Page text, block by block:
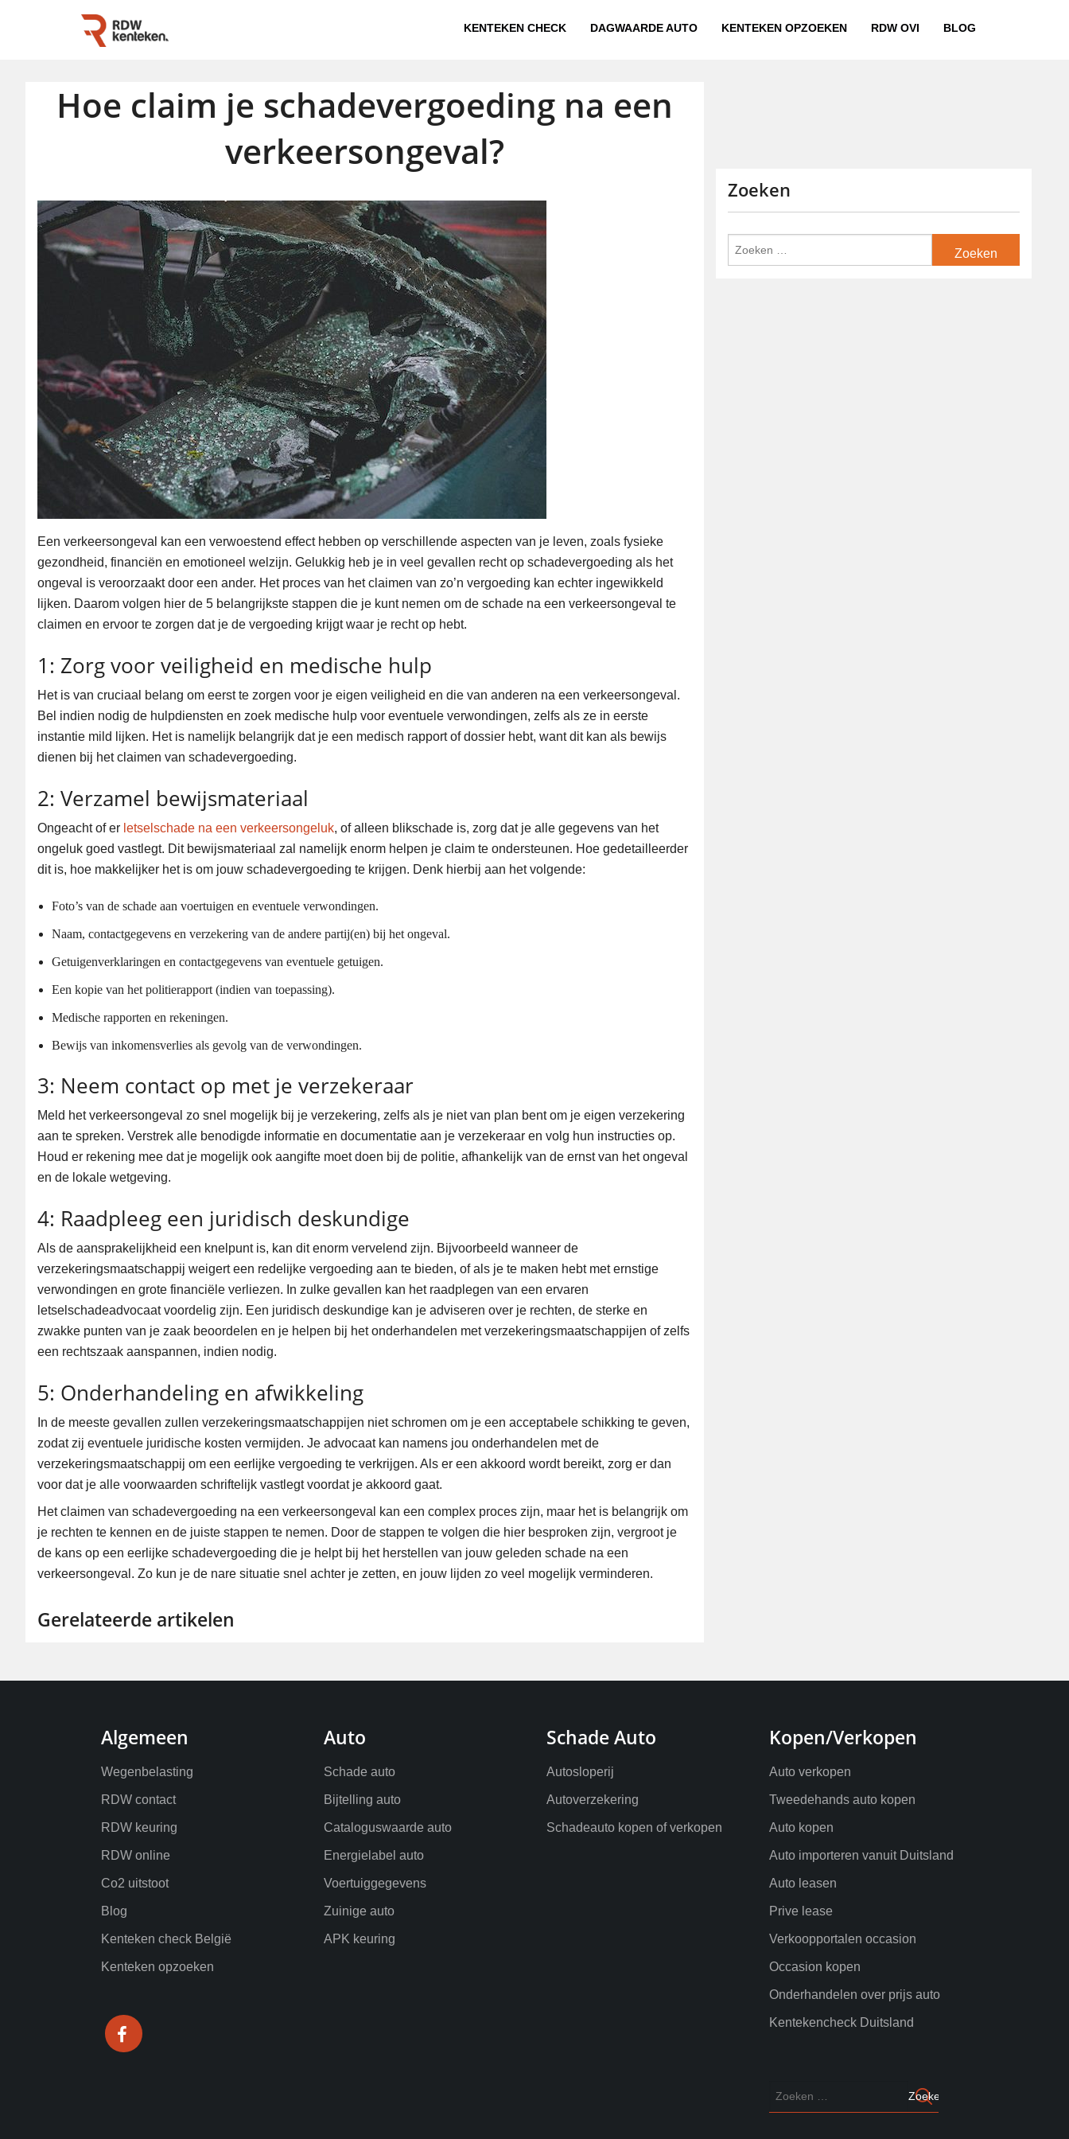
KENTEKEN CHECK DAGWAARDE AUTO KENTEKEN OPZOEKEN RDW OVI BLOG
Hoe claim je schadevergoeding na een
verkeersongeval?
Een verkeersongeval kan een verwoestend effect hebben op verschillende aspecten van je leven, zoals fysieke
gezondheid, financiën en emotioneel welzijn. Gelukkig heb je in veel gevallen recht op schadevergoeding als het
ongeval is veroorzaakt door een ander. Het proces van het claimen van zo’n vergoeding kan echter ingewikkeld
lijken. Daarom volgen hier de 5 belangrijkste stappen die je kunt nemen om de schade na een verkeersongeval te
claimen en ervoor te zorgen dat je de vergoeding krijgt waar je recht op hebt.
1: Zorg voor veiligheid en medische hulp
Het is van cruciaal belang om eerst te zorgen voor je eigen veiligheid en die van anderen na een verkeersongeval.
Bel indien nodig de hulpdiensten en zoek medische hulp voor eventuele verwondingen, zelfs als ze in eerste
instantie mild lijken. Het is namelijk belangrijk dat je een medisch rapport of dossier hebt, want dit kan als bewijs
dienen bij het claimen van schadevergoeding.
2: Verzamel bewijsmateriaal
Ongeacht of er letselschade na een verkeersongeluk, of alleen blikschade is, zorg dat je alle gegevens van het
ongeluk goed vastlegt. Dit bewijsmateriaal zal namelijk enorm helpen je claim te ondersteunen. Hoe gedetailleerder
dit is, hoe makkelijker het is om jouw schadevergoeding te krijgen. Denk hierbij aan het volgende:
Foto’s van de schade aan voertuigen en eventuele verwondingen.
Naam, contactgegevens en verzekering van de andere partij(en) bij het ongeval.
Getuigenverklaringen en contactgegevens van eventuele getuigen.
Een kopie van het politierapport (indien van toepassing).
Medische rapporten en rekeningen.
Bewijs van inkomensverlies als gevolg van de verwondingen.
3: Neem contact op met je verzekeraar
Meld het verkeersongeval zo snel mogelijk bij je verzekering, zelfs als je niet van plan bent om je eigen verzekering
aan te spreken. Verstrek alle benodigde informatie en documentatie aan je verzekeraar en volg hun instructies op.
Houd er rekening mee dat je mogelijk ook aangifte moet doen bij de politie, afhankelijk van de ernst van het ongeval
en de lokale wetgeving.
4: Raadpleeg een juridisch deskundige
Als de aansprakelijkheid een knelpunt is, kan dit enorm vervelend zijn. Bijvoorbeeld wanneer de
verzekeringsmaatschappij weigert een redelijke vergoeding aan te bieden, of als je te maken hebt met ernstige
verwondingen en grote financiële verliezen. In zulke gevallen kan het raadplegen van een ervaren
letselschadeadvocaat voordelig zijn. Een juridisch deskundige kan je adviseren over je rechten, de sterke en
zwakke punten van je zaak beoordelen en je helpen bij het onderhandelen met verzekeringsmaatschappijen of zelfs
een rechtszaak aanspannen, indien nodig.
5: Onderhandeling en afwikkeling
In de meeste gevallen zullen verzekeringsmaatschappijen niet schromen om je een acceptabele schikking te geven,
zodat zij eventuele juridische kosten vermijden. Je advocaat kan namens jou onderhandelen met de
verzekeringsmaatschappij om een eerlijke vergoeding te verkrijgen. Als er een akkoord wordt bereikt, zorg er dan
voor dat je alle voorwaarden schriftelijk vastlegt voordat je akkoord gaat.
Het claimen van schadevergoeding na een verkeersongeval kan een complex proces zijn, maar het is belangrijk om
je rechten te kennen en de juiste stappen te nemen. Door de stappen te volgen die hier besproken zijn, vergroot je
de kans op een eerlijke schadevergoeding die je helpt bij het herstellen van jouw geleden schade na een
verkeersongeval. Zo kun je de nare situatie snel achter je zetten, en jouw lijden zo veel mogelijk verminderen.
Gerelateerde artikelen
Zoeken
Algemeen
Wegenbelasting
RDW contact
RDW keuring
RDW online
Co2 uitstoot
Blog
Kenteken check België
Kenteken opzoeken
Auto
Schade auto
Bijtelling auto
Cataloguswaarde auto
Energielabel auto
Voertuiggegevens
Zuinige auto
APK keuring
Schade Auto
Autosloperij
Autoverzekering
Schadeauto kopen of verkopen
Kopen/Verkopen
Auto verkopen
Tweedehands auto kopen
Auto kopen
Auto importeren vanuit Duitsland
Auto leasen
Prive lease
Verkoopportalen occasion
Occasion kopen
Onderhandelen over prijs auto
Kentekencheck Duitsland